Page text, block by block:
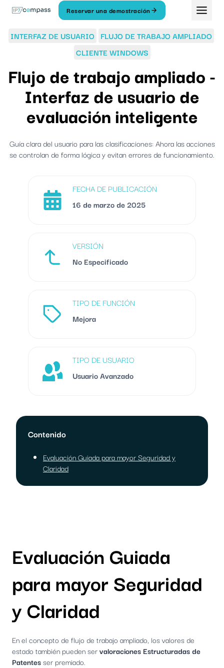
Reservar una demostración
INTERFAZ DE USUARIO FLUJO DE TRABAJO AMPLIADO
CLIENTE WINDOWS
Flujo de trabajo ampliado -
Interfaz de usuario de
evaluación inteligente
Guía clara del usuario para las clasificaciones: Ahora las acciones
se controlan de forma lógica y evitan errores de funcionamiento.
FECHA DE PUBLICACIÓN
16 de marzo de 2025
VERSIÓN
No Especificado
TIPO DE FUNCIÓN
Mejora
TIPO DE USUARIO
Usuario Avanzado
Contenido
Evaluación Guiada para mayor Seguridad y
Claridad
Evaluación Guiada
para mayor Seguridad
y Claridad
En el concepto de flujo de trabajo ampliado, los valores de
estado también pueden servaloraciones Estructuradas de
Patentesser premiado.